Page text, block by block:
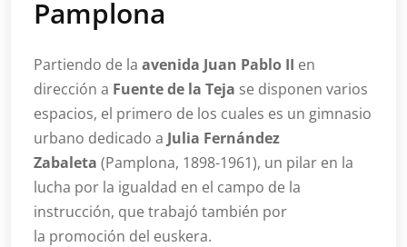
Pamplona
Partiendo de la avenida Juan Pablo II en
dirección a Fuente de la Teja se disponen varios
espacios, el primero de los cuales es un gimnasio
urbano dedicado a Julia Fernández
Zabaleta (Pamplona, 1898-1961), un pilar en la
lucha por la igualdad en el campo de la
instrucción, que trabajó también por
la promoción del euskera.